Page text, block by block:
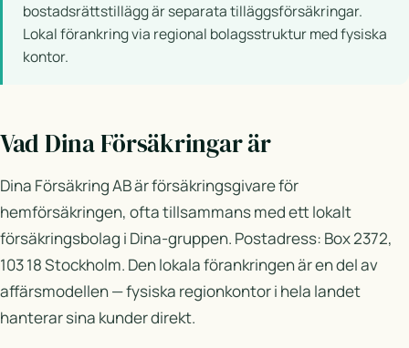
bostadsrättstillägg är separata tilläggsförsäkringar.
Lokal förankring via regional bolagsstruktur med fysiska
kontor.
Vad Dina Försäkringar är
Dina Försäkring AB är försäkringsgivare för
hemförsäkringen, ofta tillsammans med ett lokalt
försäkringsbolag i Dina-gruppen. Postadress: Box 2372,
103 18 Stockholm. Den lokala förankringen är en del av
affärsmodellen — fysiska regionkontor i hela landet
hanterar sina kunder direkt.